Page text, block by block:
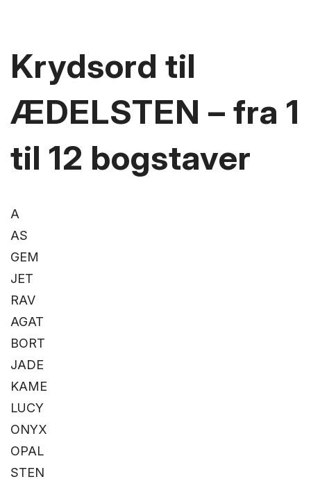
Krydsord til
ÆDELSTEN – fra 1
til 12 bogstaver
A
AS
GEM
JET
RAV
AGAT
BORT
JADE
KAME
LUCY
ONYX
OPAL
STEN